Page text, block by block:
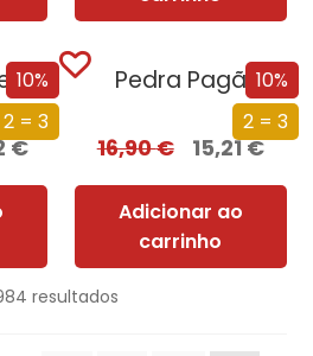
10%
2 = 3
€
10%
2 = 3
Pedra Pagã
16,90€ 15,21€
Adicionar ao
carrinho
resultados